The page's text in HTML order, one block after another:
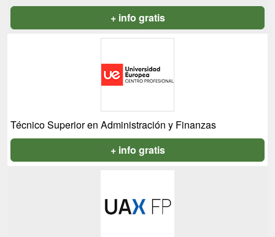
+ info gratis
Técnico Superior en Administración y Finanzas
+ info gratis